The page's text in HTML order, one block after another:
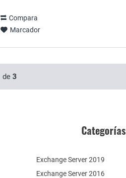
Compara
Marcador
de 3
Categorías
Exchange Server 2019
Exchange Server 2016